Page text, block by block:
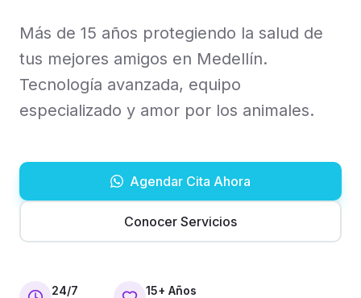
Más de 15 años protegiendo la salud de
tus mejores amigos en Medellín.
Tecnología avanzada, equipo
especializado y amor por los animales.
Agendar Cita Ahora
Conocer Servicios
24/7 15+ Años